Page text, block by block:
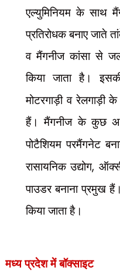
एल्युमिनियम के साथ
प्रतिरोधक बनाए जाते
व मैंगनीज कांसा से
किया जाता है।
मोटरगाड़ी व रेलगाड़ी
हैं। मैंगनीज के कुछ
पोटैशियम परमैंगनेट
रासायनिक उद्योग,
पाउडर बनाना प्रमुख
किया जाता है।
मध्य प्रदेश में बॉक्साइट